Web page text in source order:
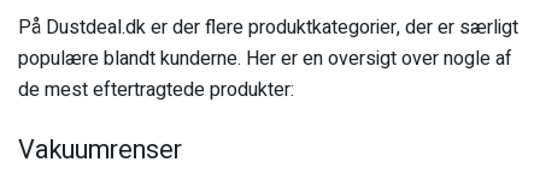
På Dustdeal.dk er der flere produktkategorier, der er særligt
populære blandt kunderne. Her er en oversigt over nogle af
de mest eftertragtede produkter:
Vakuumrenser